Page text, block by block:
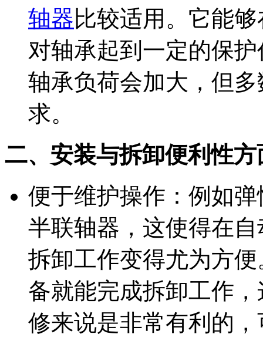
轴器比较适用。它能
对轴承起到一定的保
轴承负荷会加大，但
求。
二、安装与拆卸便利性
便于维护操作：例如
半联轴器，这使得在
拆卸工作变得尤为方
备就能完成拆卸工作
修来说是非常有利的